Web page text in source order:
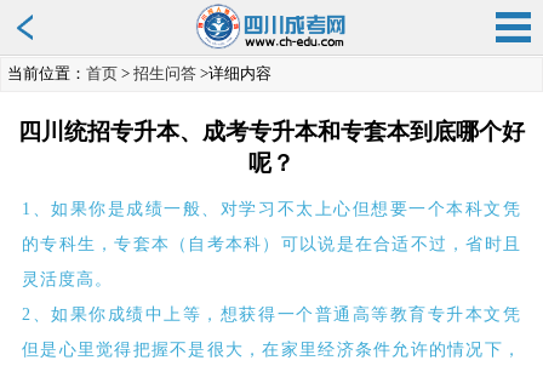
当前位置： 首页 > 招生问答 >详细内容
四川统招专升本、成考专升本和专套本到底哪个好
呢？
1、如果你是成绩一般、对学习不太上心但想要一个本科文凭
的专科生，专套本（自考本科）可以说是在合适不过，省时且
灵活度高。
2、如果你成绩中上等，想获得一个普通高等教育专升本文凭
但是心里觉得把握不是很大，在家里经济条件允许的情况下，